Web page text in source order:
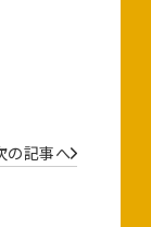
の記事へ